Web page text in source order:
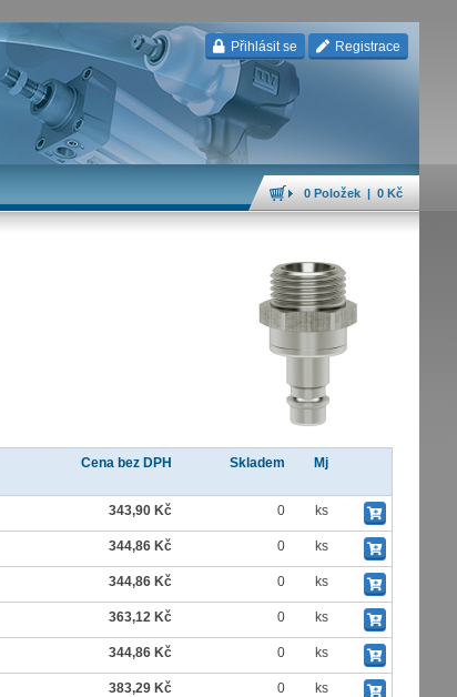
Přihlásit se Registrace
0 Položek | 0 Kč
Cena bez DPH Skladem Mj
343,90 Kč 0 ks
344,86 Kč 0 ks
344,86 Kč 0 ks
363,12 Kč 0 ks
344,86 Kč 0 ks
383,29 Kč 0 ks